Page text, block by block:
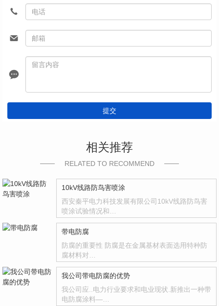
提交
相关推荐
RELATED TO RECOMMEND
10kV线路防鸟害喷涂
西安秦平电力科技发展有限公司10kV线路防鸟害
喷涂试验情况和…
带电防腐
防腐的重要性 防腐是在金属基材表面选用特种防
腐材料对…
我公司带电防腐的优势
我公司应..电力行业要求和电业现状.新推出一种带
电防腐涂料—…